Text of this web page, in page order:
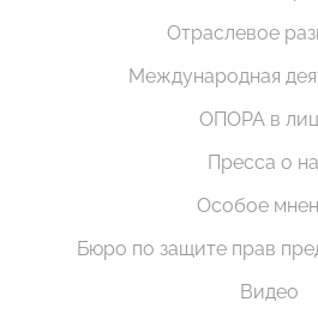
Отраслевое
Международная
ОПОРА в
Пресса о
Особое
Бюро по защите прав
Видео